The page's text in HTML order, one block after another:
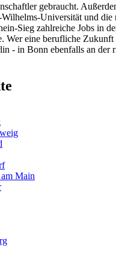
gebraucht.
Universität und die
Sieg zahlreiche Jobs in
Wer eine berufliche
- in Bonn ebenfalls an der
Main